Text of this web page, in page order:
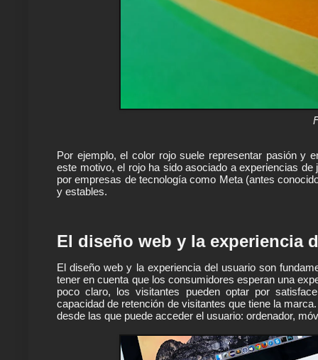
Por ejemplo, el color rojo suele representar pasión y
este motivo, el rojo ha sido asociado a experiencias
por empresas de tecnología como Meta (antes
y estables.
El diseño web y la experiencia
El diseño web y la experiencia del usuario son
tener en cuenta que los consumidores esperan una
poco claro, los visitantes pueden optar por
capacidad de retención de visitantes que tiene la
desde las que puede acceder el usuario: ordenador,